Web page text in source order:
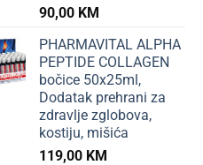
90,00 KM
PHARMAVITAL ALPHA
PEPTIDE COLLAGEN
bočice 50x25ml,
Dodatak prehrani za
zdravlje zglobova,
kostiju, mišića
119,00 KM